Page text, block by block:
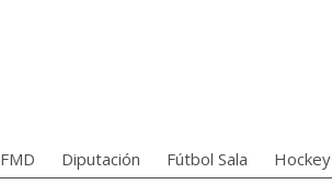
FMD Diputación Fútbol Sala Hockey